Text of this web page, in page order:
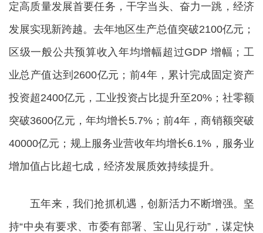
定高质量发展首要任务，干字当头、奋力一跳，经济
发展实现新跨越。去年地区生产总值突破2100亿元；
区级一般公共预算收入年均增幅超过GDP 增幅；工
业总产值达到2600亿元；前4年，累计完成固定资产
投资超2400亿元，工业投资占比提升至20%；社零额
突破3600亿元，年均增长5.7%；前4年，商销额突破
40000亿元；规上服务业营收年均增长6.1%，服务业
增加值占比超七成，经济发展质效持续提升。
五年来，我们抢抓机遇，创新活力不断增强。坚
持“中央有要求、市委有部署、宝山见行动”，谋定快